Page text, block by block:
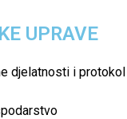
UPRAVE
djelatnosti i protokol